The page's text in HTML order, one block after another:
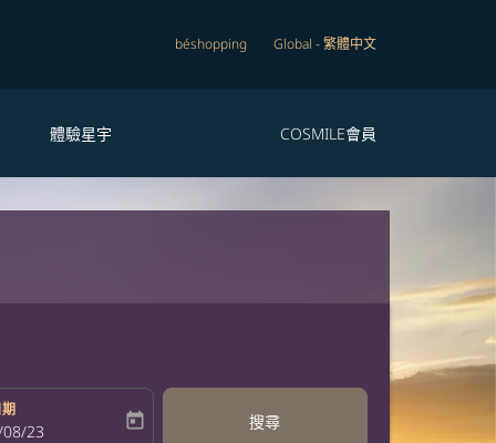
béshopping Global -繁體中文
體驗星宇 COSMILE會員
return-date-aria-label
23 today 搜尋